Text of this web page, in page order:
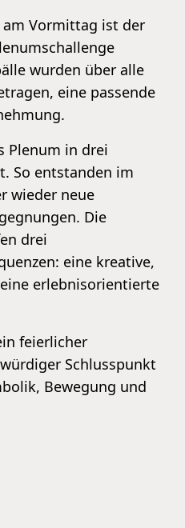
Vormittag ist der
wurden über alle
eine passende
Plenum in drei
So entstanden im
wieder neue
Die
drei
eine kreative,
erlebnisorientierte
feierlicher
Schlusspunkt
Bewegung und